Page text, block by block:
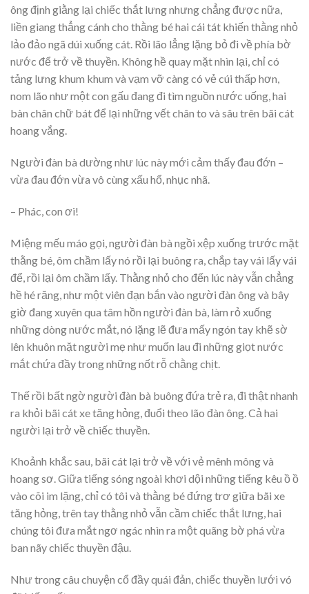
ông định giằng lại chiếc thắt lưng nhưng chẳng được nữa,
liền giang thẳng cánh cho thằng bé hai cái tát khiến thằng nhỏ
lảo đảo ngã dúi xuống cát. Rồi lão lẳng lặng bỏ đi về phía bờ
nước để trở về thuyền. Không hề quay mặt nhìn lại, chỉ có
tảng lưng khum khum và vạm vỡ càng có vẻ cúi thấp hơn,
nom lão như một con gấu đang đi tìm nguồn nước uống, hai
bàn chân chữ bát để lại những vết chân to và sâu trên bãi cát
hoang vắng.
Người đàn bà dường như lúc này mới cảm thấy đau đớn –
vừa đau đớn vừa vô cùng xấu hổ, nhục nhã.
– Phác, con ơi!
Miệng mếu máo gọi, người đàn bà ngồi xệp xuống trước mặt
thằng bé, ôm chầm lấy nó rồi lại buông ra, chắp tay vái lấy vái
để, rồi lại ôm chầm lấy. Thằng nhỏ cho đến lúc này vẫn chẳng
hề hé răng, như một viên đạn bắn vào người đàn ông và bây
giờ đang xuyên qua tâm hồn người đàn bà, làm rỏ xuống
những dòng nước mắt, nó lặng lẽ đưa mấy ngón tay khẽ sờ
lên khuôn mặt người mẹ như muốn lau đi những giọt nước
mắt chứa đầy trong những nốt rỗ chằng chịt.
Thế rồi bất ngờ người đàn bà buông đứa trẻ ra, đi thật nhanh
ra khỏi bãi cát xe tăng hỏng, đuổi theo lão đàn ông. Cả hai
người lại trở về chiếc thuyền.
Khoảnh khắc sau, bãi cát lại trở về với vẻ mênh mông và
hoang sơ. Giữa tiếng sóng ngoài khơi dội những tiếng kêu ồ ồ
vào cõi im lặng, chỉ có tôi và thằng bé đứng trơ giữa bãi xe
tăng hỏng, trên tay thằng nhỏ vẫn cầm chiếc thắt lưng, hai
chúng tôi đưa mắt ngơ ngác nhìn ra một quãng bờ phá vừa
ban nãy chiếc thuyền đậu.
Như trong câu chuyện cổ đầy quái đản, chiếc thuyền lưới vó